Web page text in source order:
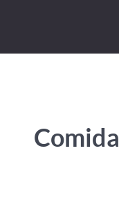
Comida